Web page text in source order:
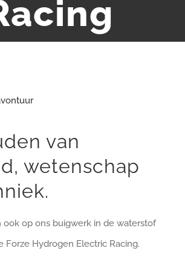
van
wetenschap
ook op ons buigwerk in de waterstof
Forze Hydrogen Electric Racing.